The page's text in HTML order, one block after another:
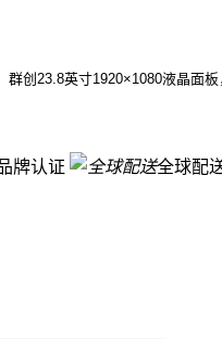
创23.8英寸1920×1080液晶
牌认证 全球配